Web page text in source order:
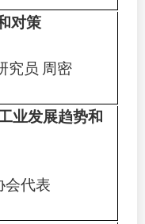
对策
究员 周密
业发展趋势和
会代表